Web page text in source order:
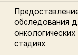
обследования
стадиях